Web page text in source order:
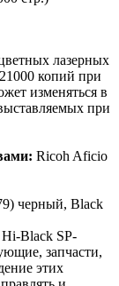
лазерных
копий при
изменяться в
при
Ricoh Aficio
черный, Black
Black SP-
запчасти,
этих